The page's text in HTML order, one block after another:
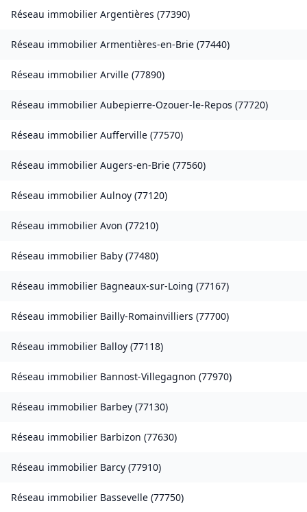
Réseau immobilier Argentières (77390)
Réseau immobilier Armentières-en-Brie (77440)
Réseau immobilier Arville (77890)
Réseau immobilier Aubepierre-Ozouer-le-Repos (77720)
Réseau immobilier Aufferville (77570)
Réseau immobilier Augers-en-Brie (77560)
Réseau immobilier Aulnoy (77120)
Réseau immobilier Avon (77210)
Réseau immobilier Baby (77480)
Réseau immobilier Bagneaux-sur-Loing (77167)
Réseau immobilier Bailly-Romainvilliers (77700)
Réseau immobilier Balloy (77118)
Réseau immobilier Bannost-Villegagnon (77970)
Réseau immobilier Barbey (77130)
Réseau immobilier Barbizon (77630)
Réseau immobilier Barcy (77910)
Réseau immobilier Bassevelle (77750)